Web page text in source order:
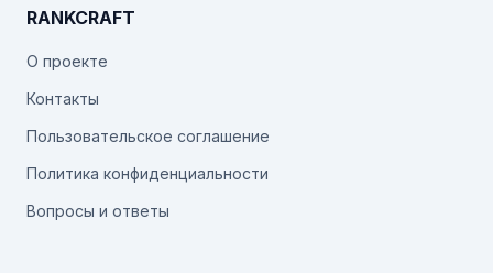
RANKCRAFT
О проекте
Контакты
Пользовательское соглашение
Политика конфиденциальности
Вопросы и ответы